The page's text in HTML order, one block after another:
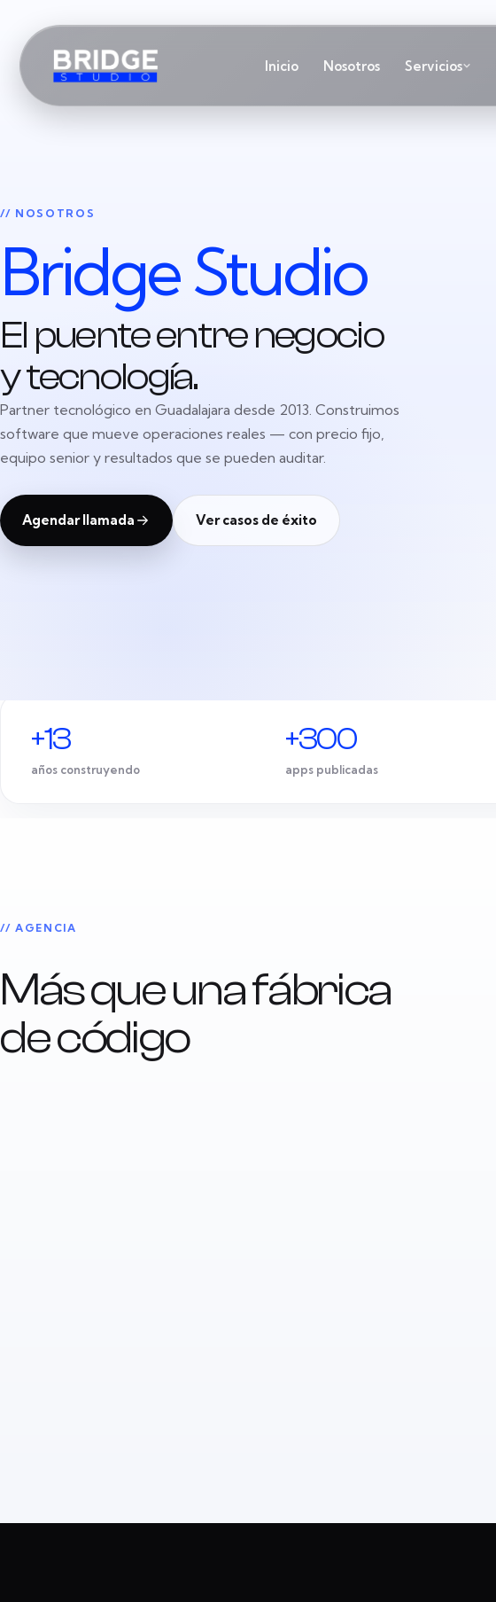
Inicio Nosotros Servicios
// NOSOTROS
Bridge Studio
El puente entre negocio
y tecnología.
Partner tecnológico en Guadalajara desde 2013. Construimos
software que mueve operaciones reales — con precio fijo,
equipo senior y resultados que se pueden auditar.
Agendar llamada Ver casos de éxito
+13
años construyendo
+300
apps publicadas
// AGENCIA
Más que una fábrica
de código